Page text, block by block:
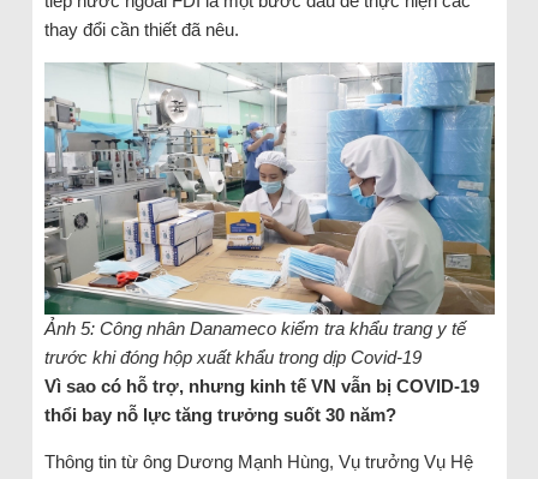
thay đổi cần thiết đã nêu.
Ảnh 5: Công nhân Danameco kiểm tra khẩu trang y tế
trước khi đóng hộp xuất khẩu trong dịp Covid-19
Vì sao có hỗ trợ, nhưng kinh tế VN vẫn bị COVID-19
thổi bay nỗ lực tăng trưởng suốt 30 năm?
Thông tin từ ông Dương Mạnh Hùng, Vụ trưởng Vụ Hệ